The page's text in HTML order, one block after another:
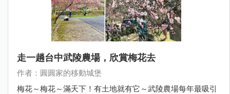
走一趟台中武陵農場，欣賞梅花去
作者：圓圓家的移動城堡
梅花～梅花～滿天下！有土地就有它～​​​​​​​武陵農場每年最吸引